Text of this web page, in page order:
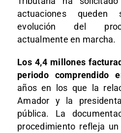
actuaciones
evolución del
actualmente en marcha.
Los 4,4 millones
periodo comprendido
años en los que la
Amador y la
pública. La
procedimiento refleja